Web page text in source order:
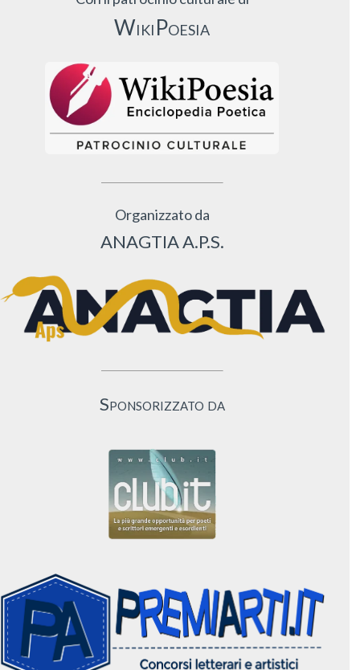
WikiPoesia
Organizzato da
ANAGTIA A.P.S.
Sponsorizzato da